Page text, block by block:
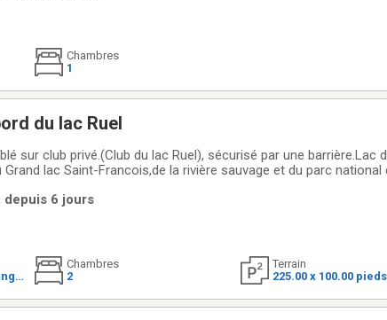
Chambres
1
du lac Ruel
sur club privé.(Club du lac Ruel), sécurisé par une barrière.Lac
lac Saint-Francois,de la rivière sauvage et du parc national
depuis 6 jours
Chambres
2
Terrain
225.00 x 100.00 pieds